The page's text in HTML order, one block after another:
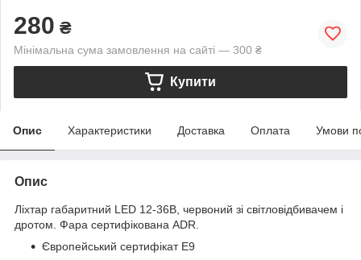
280 ₴
Мінімальна сума замовлення на сайті — 300 ₴
Купити
Опис Характеристики Доставка Оплата Умови
Опис
Ліхтар габаритний LED 12-36В, червоний зі світловідбивачем і
дротом. Фара сертифікована ADR.
Європейський сертифікат E9